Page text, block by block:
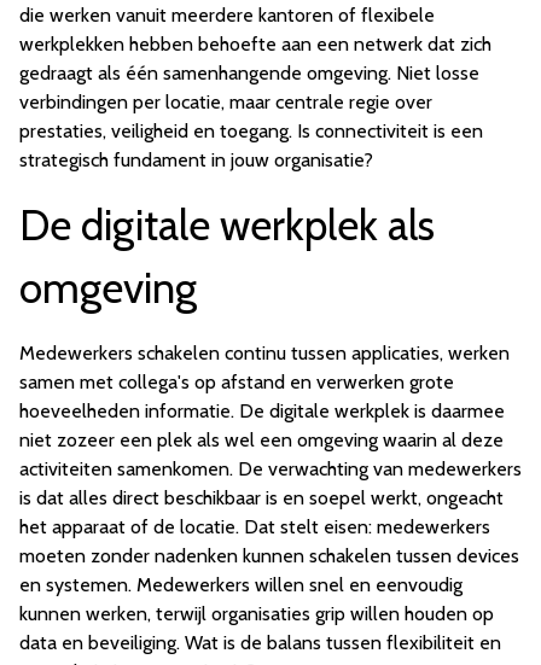
die werken vanuit meerdere kantoren of flexibele
werkplekken hebben behoefte aan een netwerk dat zich
gedraagt als één samenhangende omgeving. Niet losse
verbindingen per locatie, maar centrale regie over
prestaties, veiligheid en toegang. Is connectiviteit is een
strategisch fundament in jouw organisatie?
De digitale werkplek als
omgeving
Medewerkers schakelen continu tussen applicaties, werken
samen met collega's op afstand en verwerken grote
hoeveelheden informatie. De digitale werkplek is daarmee
niet zozeer een plek als wel een omgeving waarin al deze
activiteiten samenkomen. De verwachting van medewerkers
is dat alles direct beschikbaar is en soepel werkt, ongeacht
het apparaat of de locatie. Dat stelt eisen: medewerkers
moeten zonder nadenken kunnen schakelen tussen devices
en systemen. Medewerkers willen snel en eenvoudig
kunnen werken, terwijl organisaties grip willen houden op
data en beveiliging. Wat is de balans tussen flexibiliteit en